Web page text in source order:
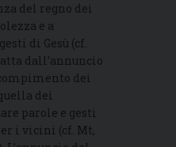
del regno dei
e a
di Gesù (cf.
dall’annuncio
dei
dei
parole e gesti
i vicini (cf. Mt,